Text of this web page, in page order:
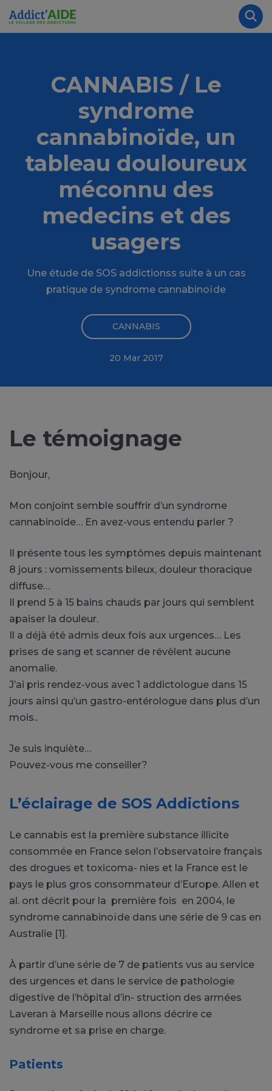
Aller au contenu principal
CANNABIS / Le
syndrome
cannabinoïde, un
tableau douloureux
méconnu des
medecins et des
usagers
Une étude de SOS addictionss suite à un cas
pratique de syndrome cannabinoïde
CANNABIS
20 Mar 2017
Le témoignage
Bonjour,
Mon conjoint semble souffrir d’un syndrome
cannabinoide… En avez-vous entendu parler ?
Il présente tous les symptômes depuis maintenant
8 jours : vomissements bileux, douleur thoracique
diffuse…
Il prend 5 à 15 bains chauds par jours qui semblent
apaiser la douleur.
Il a déjà été admis deux fois aux urgences… Les
prises de sang et scanner de révèlent aucune
anomalie.
J’ai pris rendez-vous avec 1 addictologue dans 15
jours ainsi qu’un gastro-entérologue dans plus d’un
mois..
Je suis inquiète…
Pouvez-vous me conseiller?
L’éclairage de SOS Addictions
Le cannabis est la première substance illicite
consommée en France selon l’observatoire français
des drogues et toxicoma- nies et la France est le
pays le plus gros consommateur d’Europe. Allen et
al. ont décrit pour la première fois en 2004, le
syndrome cannabinoïde dans une série de 9 cas en
Australie [1].
À partir d’une série de 7 de patients vus au service
des urgences et dans le service de pathologie
digestive de l’hôpital d’in- struction des armées
Laveran à Marseille nous allons décrire ce
syndrome et sa prise en charge.
Patients
Panneau de gestion des cookies